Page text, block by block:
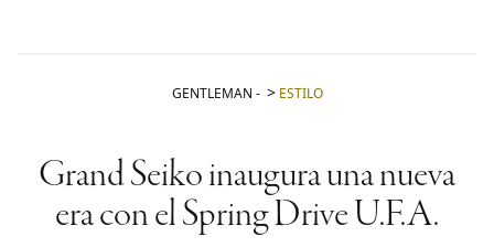
GENTLEMAN - ESTILO
Grand Seiko inaugura una nueva
era con el Spring Drive U.F.A.